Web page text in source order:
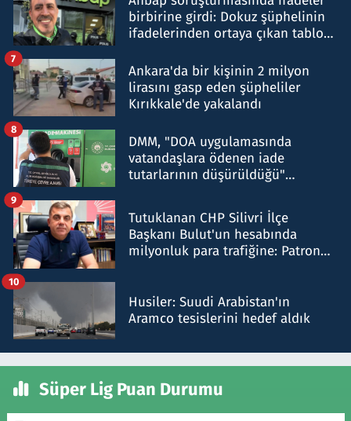
birbirine girdi: Dokuz şüphelinin
ifadelerinden ortaya çıkan tablo
Ankara'da bir kişinin 2 milyon
lirasını gasp eden şüpheliler
Kırıkkale'de yakalandı
7
DMM, "DOA uygulamasında
vatandaşlara ödenen iade
tutarlarının düşürüldüğü"
8
Tutuklanan CHP Silivri İlçe
Başkanı Bulut'un hesabında
milyonluk para trafiğine: Patron
9
Husiler: Suudi Arabistan'ın
Aramco tesislerini hedef aldık
10
Süper Lig Puan Durumu